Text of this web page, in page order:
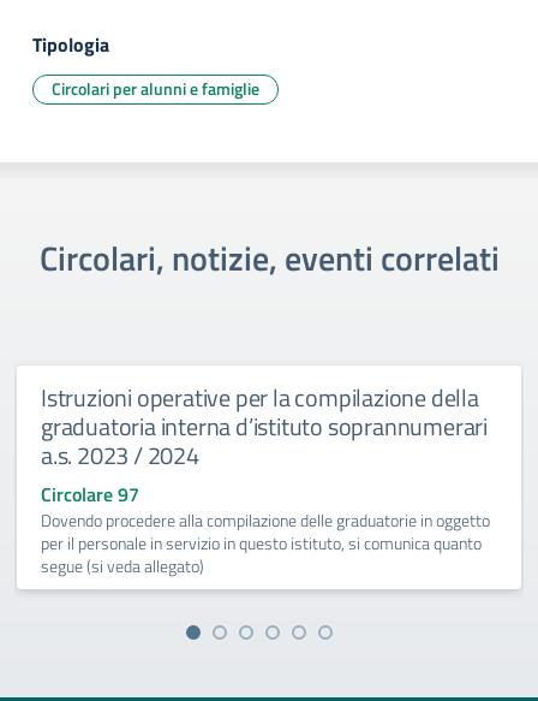
Tipologia
Circolari per alunni e famiglie
Circolari, notizie, eventi correlati
Istruzioni operative per la compilazione della
graduatoria interna d’istituto soprannumerari
a.s. 2023 / 2024
Circolare 97
Dovendo procedere alla compilazione delle graduatorie in oggetto
per il personale in servizio in questo istituto, si comunica quanto
segue (si veda allegato)